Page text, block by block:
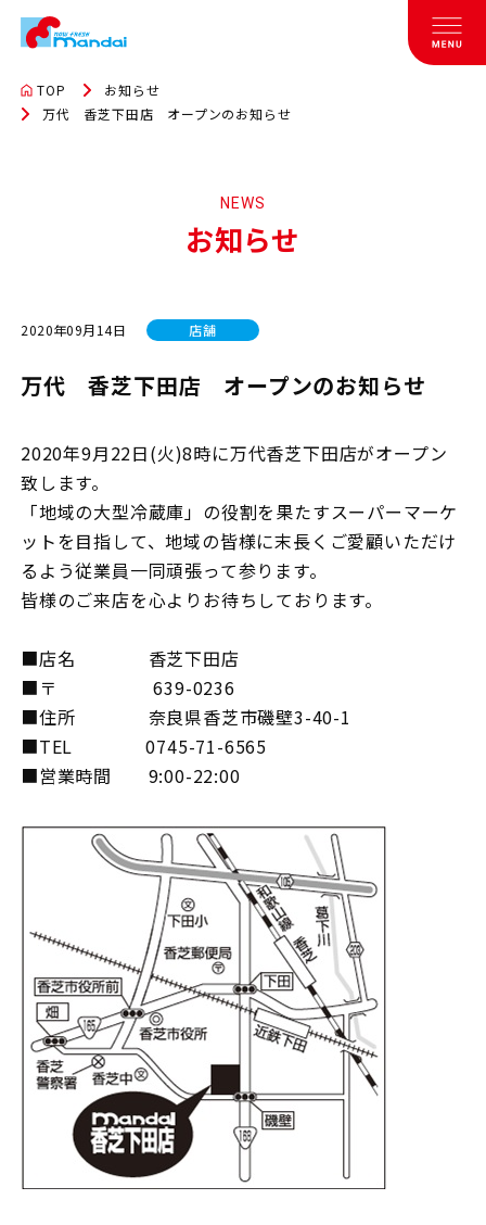
TOP
お知らせ
万代 香芝下田店 オープンのお知らせ
NEWS
お知らせ
2020年09月14日 店舗
万代 香芝下田店 オープンのお知らせ
2020年9月22日(火)8時に万代香芝下田店がオープン
致します。
「地域の大型冷蔵庫」の役割を果たすスーパーマーケ
ットを目指して、地域の皆様に末長くご愛顧いただけ
るよう従業員一同頑張って参ります。
皆様のご来店を心よりお待ちしております。
■店名 香芝下田店
■〒 639-0236
■住所 奈良県香芝市磯壁3-40-1
■TEL 0745-71-6565
■営業時間 9:00-22:00